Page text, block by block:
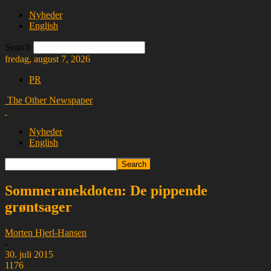
Nyheder
English
Search
fredag, august 7, 2026
PR
The Other Newspaper
Nyheder
English
Sommeranekdoten: De pippende
grøntsager
Morten Hjerl-Hansen
-
30. juli 2015
1176